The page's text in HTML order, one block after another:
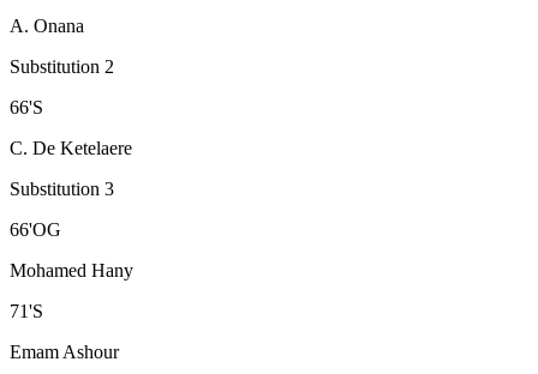
A. Onana
Substitution 2
66'S
C. De Ketelaere
Substitution 3
66'OG
Mohamed Hany
71'S
Emam Ashour